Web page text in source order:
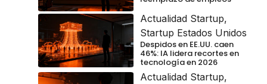
Actualidad Startup,
Startup Estados Unidos
Despidos en EE.UU. caen
46%: IA lidera recortes en
tecnología en 2026
Actualidad Startup,